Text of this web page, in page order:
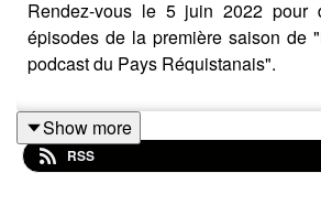
Rendez-vous le 5 juin 2022 pour
épisodes de la première saison de
podcast du Pays Réquistanais".
Show more
RSS